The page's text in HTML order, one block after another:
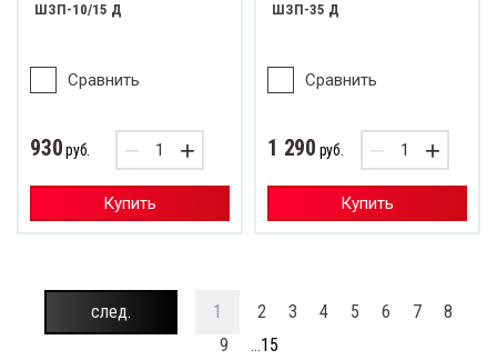
ШЗП-10/15 Д
Сравнить
930руб. − +
Купить
ШЗП-35 Д
Сравнить
1 290 руб. − +
Купить
1 2 3 4 5 6 7
8
9
...15
след.